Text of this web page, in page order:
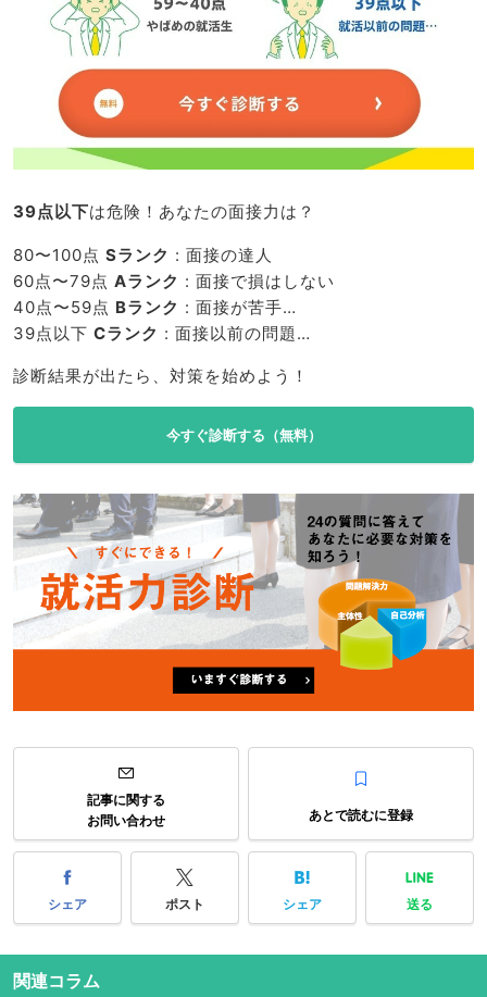
39点以下は危険！あなたの面接力は？
80〜100点 Sランク : 面接の達人
60点〜79点 Aランク : 面接で損はしない
40点〜59点 Bランク : 面接が苦手…
39点以下 Cランク : 面接以前の問題…
診断結果が出たら、対策を始めよう！
今すぐ診断する（無料）
記事に関する
お問い合わせ
あとで読むに登録
シェア ポスト シェア 送る
関連コラム